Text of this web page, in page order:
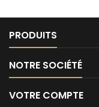
PRODUITS
NOTRE SOCIÉTÉ
VOTRE COMPTE